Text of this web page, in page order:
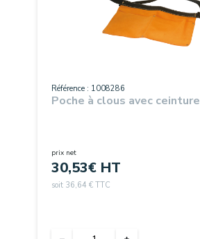
Référence : 1008286
Poche à clous avec ceinture
prix net
30,53€ HT
soit 36,64 € TTC